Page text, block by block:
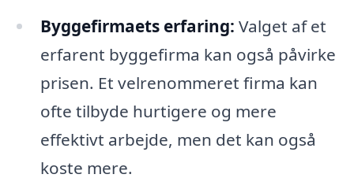
Byggefirmaets erfaring: Valget af et
erfarent byggefirma kan også påvirke
prisen. Et velrenommeret firma kan
ofte tilbyde hurtigere og mere
effektivt arbejde, men det kan også
koste mere.